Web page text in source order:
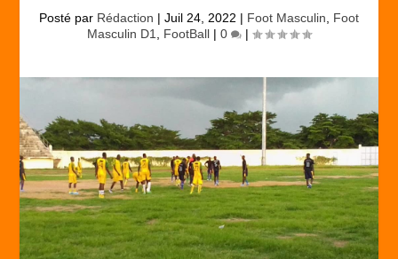
Posté par Rédaction | Juil 24, 2022 | Foot Masculin
Foot
Masculin D1
FootBall | 0 |